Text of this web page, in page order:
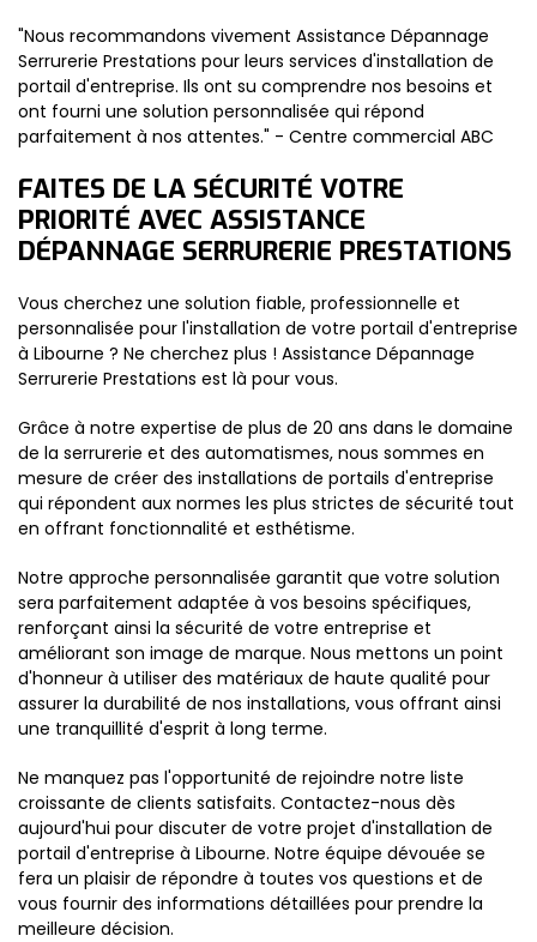
"Nous recommandons vivement Assistance Dépannage
Serrurerie Prestations pour leurs services d'installation de
portail d'entreprise. Ils ont su comprendre nos besoins et
ont fourni une solution personnalisée qui répond
parfaitement à nos attentes." - Centre commercial ABC
FAITES DE LA SÉCURITÉ VOTRE
PRIORITÉ AVEC ASSISTANCE
DÉPANNAGE SERRURERIE PRESTATIONS
Vous cherchez une solution fiable, professionnelle et
personnalisée pour l'installation de votre portail d'entreprise
à Libourne ? Ne cherchez plus ! Assistance Dépannage
Serrurerie Prestations est là pour vous.
Grâce à notre expertise de plus de 20 ans dans le domaine
de la serrurerie et des automatismes, nous sommes en
mesure de créer des installations de portails d'entreprise
qui répondent aux normes les plus strictes de sécurité tout
en offrant fonctionnalité et esthétisme.
Notre approche personnalisée garantit que votre solution
sera parfaitement adaptée à vos besoins spécifiques,
renforçant ainsi la sécurité de votre entreprise et
améliorant son image de marque. Nous mettons un point
d'honneur à utiliser des matériaux de haute qualité pour
assurer la durabilité de nos installations, vous offrant ainsi
une tranquillité d'esprit à long terme.
Ne manquez pas l'opportunité de rejoindre notre liste
croissante de clients satisfaits. Contactez-nous dès
aujourd'hui pour discuter de votre projet d'installation de
portail d'entreprise à Libourne. Notre équipe dévouée se
fera un plaisir de répondre à toutes vos questions et de
vous fournir des informations détaillées pour prendre la
meilleure décision.